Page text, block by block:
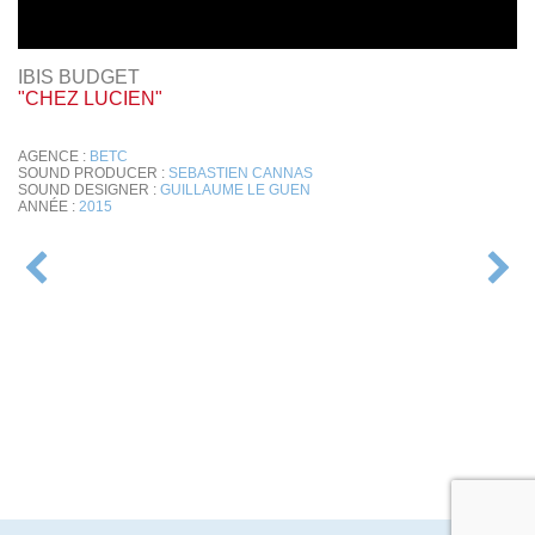
IBIS BUDGET
"CHEZ LUCIEN"
AGENCE : BETC
SOUND PRODUCER : SEBASTIEN CANNAS
SOUND DESIGNER : GUILLAUME LE GUEN
ANNÉE : 2015
NAVIGATION